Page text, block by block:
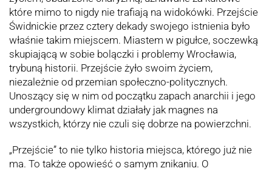
które mimo to nigdy nie trafiają na widokówki. Przejście
Świdnickie przez cztery dekady swojego istnienia było
właśnie takim miejscem. Miastem w pigułce, soczewką
skupiającą w sobie bolączki i problemy Wrocławia,
trybuną historii. Przejście żyło swoim życiem,
niezależnie od przemian społeczno-politycznych.
Unoszący się w nim od początku zapach anarchii i jego
undergroundowy klimat działały jak magnes na
wszystkich, którzy nie czuli się dobrze na powierzchni.
„Przejście” to nie tylko historia miejsca, którego już nie
ma. To także opowieść o samym znikaniu. O